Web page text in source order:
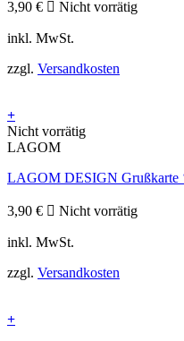
3,90 € Nicht vorrätig
inkl. MwSt.
zzgl. Versandkosten
+
Nicht vorrätig
LAGOM
LAGOM DESIGN Grußkarte
3,90 € Nicht vorrätig
inkl. MwSt.
zzgl. Versandkosten
+